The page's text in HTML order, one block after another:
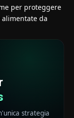
per proteggere
da
strategia